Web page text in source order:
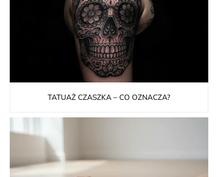
TATUAŻ CZASZKA – CO OZNACZA?